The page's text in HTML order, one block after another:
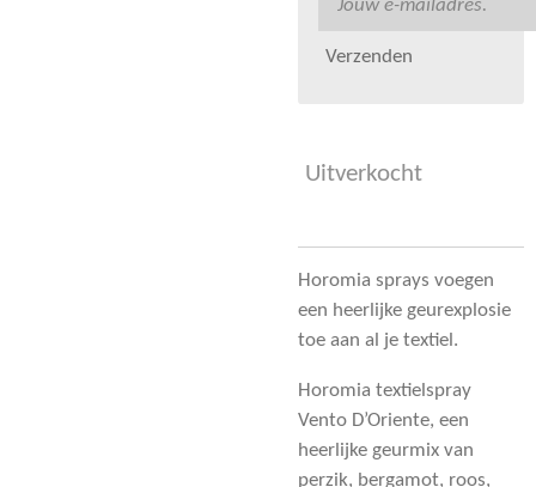
Verzenden
Uitverkocht
Horomia sprays voegen
een heerlijke geurexplosie
toe aan al je textiel.
Horomia textielspray
Vento D’Oriente, een
heerlijke geurmix van
perzik, bergamot, roos,